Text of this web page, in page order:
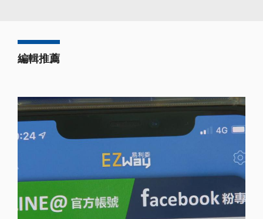
編輯推薦